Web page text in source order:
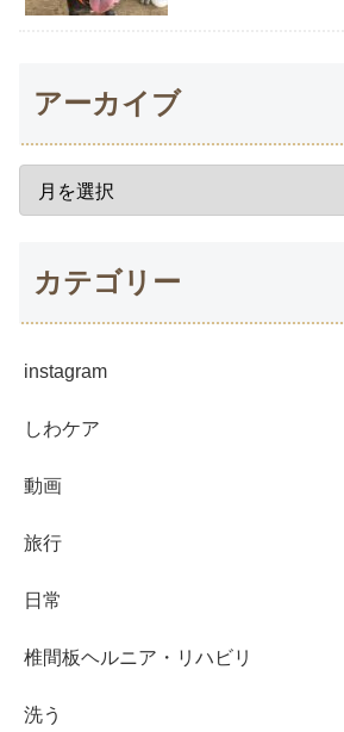
アーカイブ
カテゴリー
instagram
しわケア
動画
旅行
日常
椎間板ヘルニア・リハビリ
洗う